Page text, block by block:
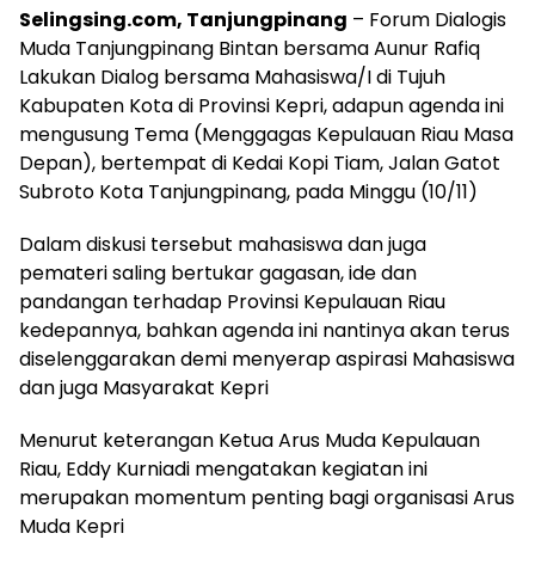
Selingsing.com, Tanjungpinang – Forum Dialogis
Muda Tanjungpinang Bintan bersama Aunur Rafiq
Lakukan Dialog bersama Mahasiswa/I di Tujuh
Kabupaten Kota di Provinsi Kepri, adapun agenda ini
mengusung Tema (Menggagas Kepulauan Riau Masa
Depan), bertempat di Kedai Kopi Tiam, Jalan Gatot
Subroto Kota Tanjungpinang, pada Minggu (10/11)
Dalam diskusi tersebut mahasiswa dan juga
pemateri saling bertukar gagasan, ide dan
pandangan terhadap Provinsi Kepulauan Riau
kedepannya, bahkan agenda ini nantinya akan terus
diselenggarakan demi menyerap aspirasi Mahasiswa
dan juga Masyarakat Kepri
Menurut keterangan Ketua Arus Muda Kepulauan
Riau, Eddy Kurniadi mengatakan kegiatan ini
merupakan momentum penting bagi organisasi Arus
Muda Kepri